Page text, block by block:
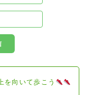
上を向いて歩こう